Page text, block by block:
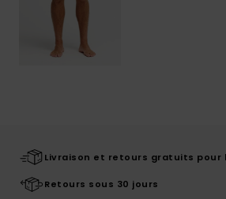
Livraison et retours gratuits pour
Retours sous 30 jours